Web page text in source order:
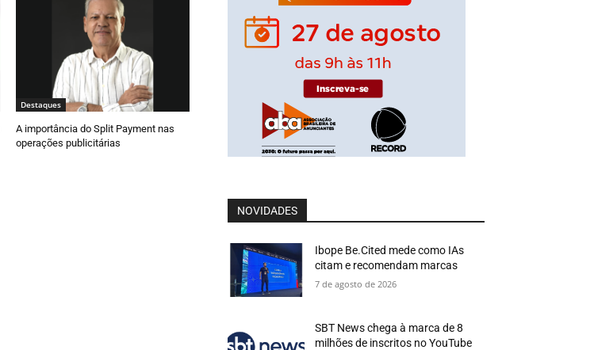
Destaques
A importância do Split Payment nas
operações publicitárias
NOVIDADES
Ibope Be.Cited mede como IAs
citam e recomendam marcas
7 de agosto de 2026
SBT News chega à marca de 8
milhões de inscritos no YouTube